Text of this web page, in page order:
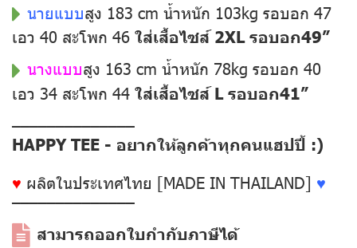
นายแบบสูง 183 cm น้ำหนัก 103kg รอบอก 47
เอว 40 สะโพก 46 ใส่เสื้อไซส์ 2XL รอบอก49”
นางแบบสูง 163 cm น้ำหนัก 78kg รอบอก 40
เอว 34 สะโพก 44 ใส่เสื้อไซส์ L รอบอก41”
––––––––––––––
HAPPY TEE - อยากให้ลูกค้าทุกคนแฮปปี้ :)
♥ ผลิตในประเทศไทย [MADE IN THAILAND] ♥
––––––––––––––
สามารถออกใบกำกับภาษีได้